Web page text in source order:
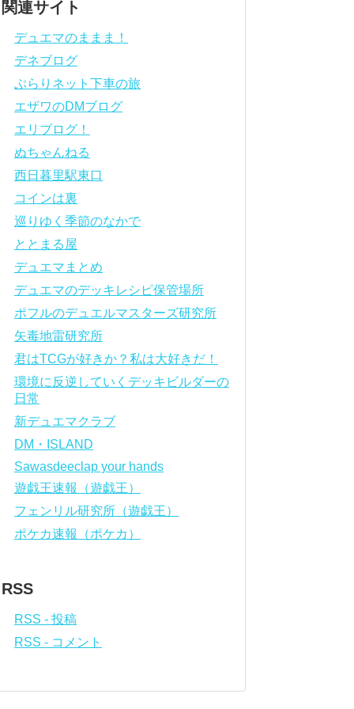
関連サイト
デュエマのままま！
デネブログ
ぶらりネット下車の旅
エザワのDMブログ
エリブログ！
ぬちゃんねる
西日暮里駅東口
コインは裏
巡りゆく季節のなかで
ととまる屋
デュエマまとめ
デュエマのデッキレシピ保管場所
ポフルのデュエルマスターズ研究所
矢毒地雷研究所
君はTCGが好きか？私は大好きだ！
環境に反逆していくデッキビルダーの
日常
新デュエマクラブ
DM・ISLAND
Sawasdeeclap your hands
遊戯王速報（遊戯王）
フェンリル研究所（遊戯王）
ポケカ速報（ポケカ）
RSS
RSS - 投稿
RSS - コメント